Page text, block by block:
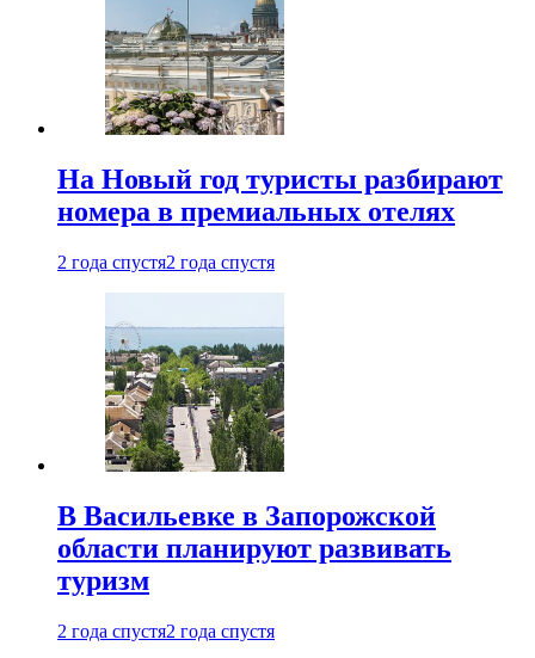
На Новый год туристы разбирают
номера в премиальных отелях
2 года спустя2 года спустя
В Васильевке в Запорожской
области планируют развивать
туризм
2 года спустя2 года спустя